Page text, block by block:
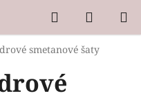
Hledat
KOŠÍK
smetanové šaty